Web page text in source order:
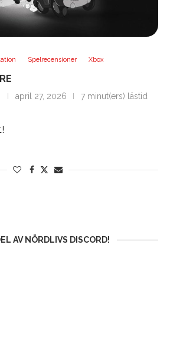
Spelrecensioner Xbox
april 27, 2026 7 minut(ers) lästid
AV NÖRDLIVS DISCORD!